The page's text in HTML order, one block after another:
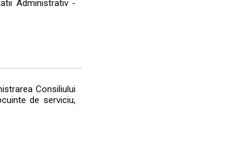
Administrativ -
Consiliului
de serviciu,